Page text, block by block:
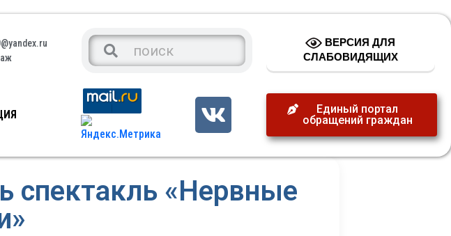
ВЕРСИЯ ДЛЯ
СЛАБОВИДЯЩИХ
Единый портал
обращений граждан
спектакль «Нервные